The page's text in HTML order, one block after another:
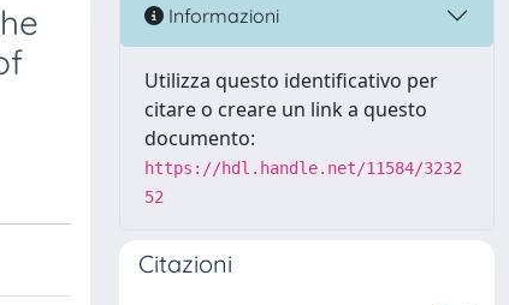
Informazioni
Utilizza questo identificativo per
citare o creare un link a questo
documento:
https://hdl.handle.net/11584/3232
52
Citazioni